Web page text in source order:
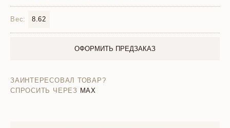
Вес: 8.62
ОФОРМИТЬ ПРЕДЗАКАЗ
ЗАИНТЕРЕСОВАЛ ТОВАР?
СПРОСИТЬ ЧЕРЕЗ MAX